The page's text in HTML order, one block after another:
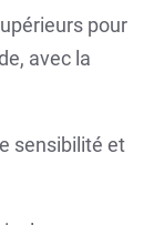
pour
avec la
sensibilité et